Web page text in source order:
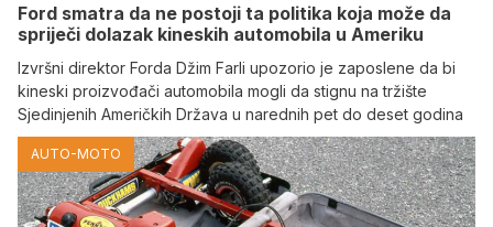
Ford smatra da ne postoji ta politika koja može da
spriječi dolazak kineskih automobila u Ameriku
Izvršni direktor Forda Džim Farli upozorio je zaposlene da bi
kineski proizvođači automobila mogli da stignu na tržište
Sjedinjenih Američkih Država u narednih pet do deset godina
AUTO-MOTO